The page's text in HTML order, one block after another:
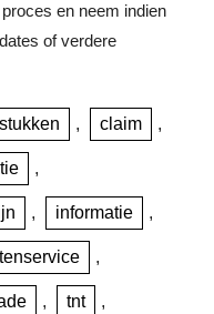
en neem indien
of verdere
, claim ,
,
, informatie ,
,
, tnt ,